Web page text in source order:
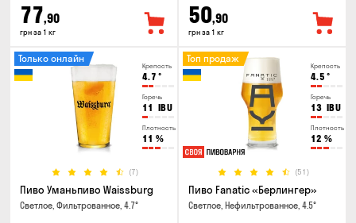
77,90
грн за 1 кг
50,90
грн за 1 кг
Крепость
4.7 °
Горечь
11 IBU
Плотность
11 %
(7)
Только онлайн
Пиво Уманьпиво Waissburg
Светлое, Фильтрованное, 4.7°
Крепость
4.5 °
Горечь
13 IBU
Плотность
12 %
(51)
Топ продаж
Пиво Fanatic «Берлингер»
Светлое, Нефильтрованное, 4.5°